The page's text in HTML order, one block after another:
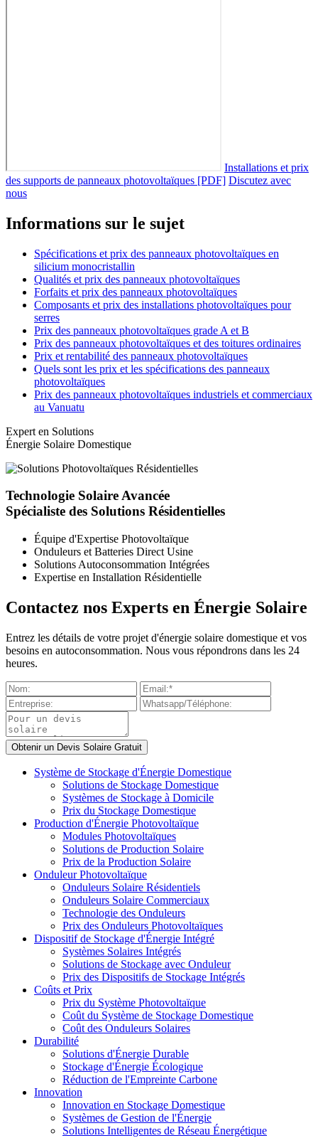
Installations et prix
des supports de panneaux photovoltaïques [PDF] Discutez avec
nous
Informations sur le sujet
Spécifications et prix des panneaux photovoltaïques en
silicium monocristallin
Qualités et prix des panneaux photovoltaïques
Forfaits et prix des panneaux photovoltaïques
Composants et prix des installations photovoltaïques pour
serres
Prix des panneaux photovoltaïques grade A et B
Prix des panneaux photovoltaïques et des toitures ordinaires
Prix et rentabilité des panneaux photovoltaïques
Quels sont les prix et les spécifications des panneaux
photovoltaïques
Prix des panneaux photovoltaïques industriels et commerciaux
au Vanuatu
Expert en Solutions
Énergie Solaire Domestique
Technologie Solaire Avancée
Spécialiste des Solutions Résidentielles
Équipe d'Expertise Photovoltaïque
Onduleurs et Batteries Direct Usine
Solutions Autoconsommation Intégrées
Expertise en Installation Résidentielle
Contactez nos Experts en Énergie Solaire
Entrez les détails de votre projet d'énergie solaire domestique et vos
besoins en autoconsommation. Nous vous répondrons dans les 24
heures.
Système de Stockage d'Énergie Domestique
Solutions de Stockage Domestique
Systèmes de Stockage à Domicile
Prix du Stockage Domestique
Production d'Énergie Photovoltaïque
Modules Photovoltaïques
Solutions de Production Solaire
Prix de la Production Solaire
Onduleur Photovoltaïque
Onduleurs Solaire Résidentiels
Onduleurs Solaire Commerciaux
Technologie des Onduleurs
Prix des Onduleurs Photovoltaïques
Dispositif de Stockage d'Énergie Intégré
Systèmes Solaires Intégrés
Solutions de Stockage avec Onduleur
Prix des Dispositifs de Stockage Intégrés
Coûts et Prix
Prix du Système Photovoltaïque
Coût du Système de Stockage Domestique
Coût des Onduleurs Solaires
Durabilité
Solutions d'Énergie Durable
Stockage d'Énergie Écologique
Réduction de l'Empreinte Carbone
Innovation
Innovation en Stockage Domestique
Systèmes de Gestion de l'Énergie
Solutions Intelligentes de Réseau Énergétique